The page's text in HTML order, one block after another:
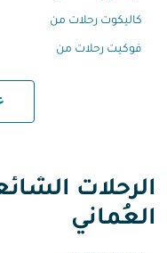
كاليكوت رحلات من
فوكيت رحلات من
الرحلات
العُماني